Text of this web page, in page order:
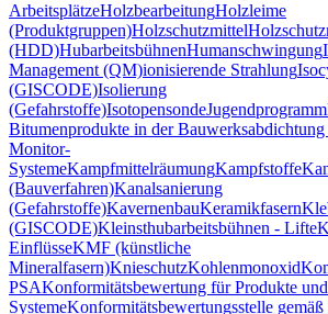
ArbeitsplätzeHolzbearbeitungHolzleime
(Produktgruppen)Holzschutzmittel
(HDD)HubarbeitsbühnenHumanschwingung
Management (QM)ionisierende Strahlung
(GISCODE)Isolierung
(Gefahrstoffe)IsotopensondeJugendprogramm
Bitumenprodukte in der
Monitor-
SystemeKampfmittelräumungKampfstoffe
(Bauverfahren)Kanalsanierung
(Gefahrstoffe)KavernenbauKeramikfasern
(GISCODE)Kleinsthubarbeitsbühnen - Lifte
EinflüsseKMF (künstliche
Mineralfasern)KnieschutzKohlenmonoxid
PSAKonformitätsbewertung für Produkte
SystemeKonformitätsbewertungsstelle